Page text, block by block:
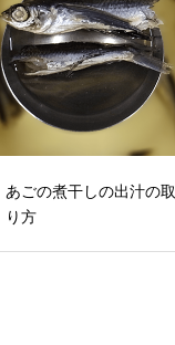
あごの煮干しの出汁の取
り方